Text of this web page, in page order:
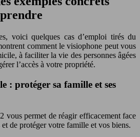
voici quelques cas d’emploi tirés du
comment le visiophone peut vous
à faciliter la vie des personnes âgées
l’accès à votre propriété.
: protéger sa famille et ses
vous permet de réagir efficacement face
de protéger votre famille et vos biens.